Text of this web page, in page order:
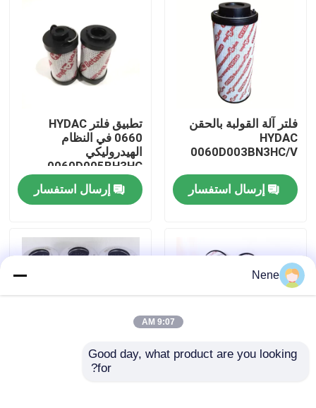
المنتجات
فيديوهات
حولنا
جولة في المصنع
اتصل بنا
اطلب اقتباس
فلتر آلة القولبة بالحقن
HYDAC
0060D003BN3HC/V
إرسال استفسار
تطبيق فلتر HYDAC
0660 في النظام
الهيدروليكي
0060D005BH3HC
إرسال استفسار
HYDAC
Nene
9:07 AM
Good day, what product are you looking
for?